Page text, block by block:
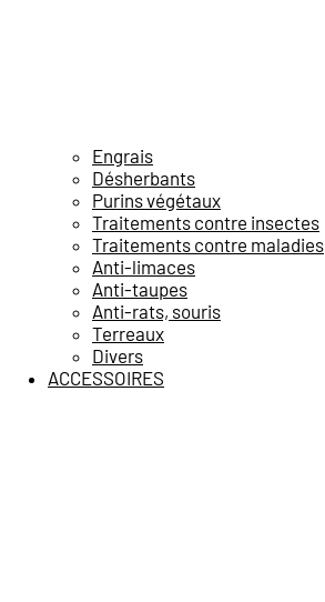
Engrais
Désherbants
Purins végétaux
Traitements contre insectes
Traitements contre maladies
Anti-limaces
Anti-taupes
Anti-rats, souris
Terreaux
Divers
ACCESSOIRES